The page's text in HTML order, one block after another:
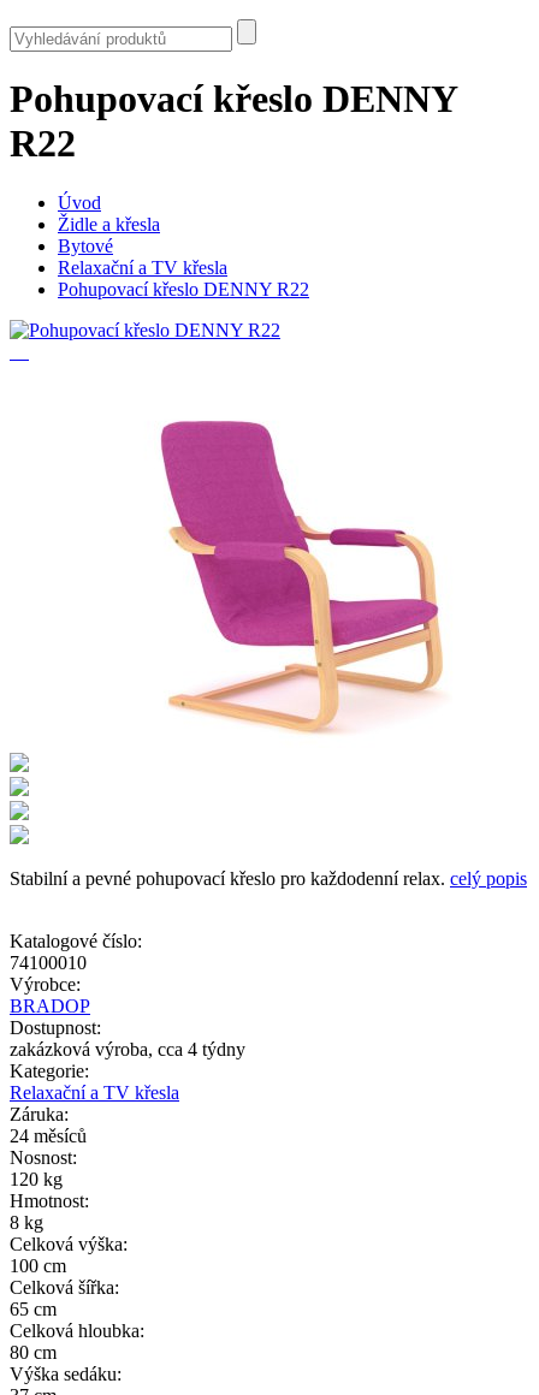
Pohupovací křeslo DENNY
R22
Úvod
Židle a křesla
Bytové
Relaxační a TV křesla
Pohupovací křeslo DENNY R22
Stabilní a pevné pohupovací křeslo pro každodenní relax. celý popis
Katalogové číslo:
74100010
Výrobce:
BRADOP
Dostupnost:
zakázková výroba, cca 4 týdny
Kategorie:
Relaxační a TV křesla
Záruka:
24 měsíců
Nosnost:
120 kg
Hmotnost:
8 kg
Celková výška:
100 cm
Celková šířka:
65 cm
Celková hloubka:
80 cm
Výška sedáku: